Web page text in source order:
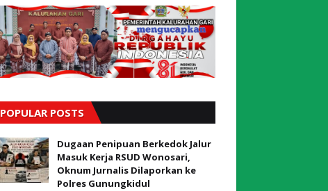
POPULAR POSTS
Dugaan Penipuan Berkedok Jalur
Masuk Kerja RSUD Wonosari,
Oknum Jurnalis Dilaporkan ke
Polres Gunungkidul